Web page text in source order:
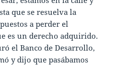
que se resuelva la
a perder el
es un derecho adquirido.
el Banco de Desarrollo,
y dijo que pasábamos